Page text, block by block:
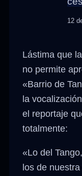
12
Lástima que
no permite
«Barrio de
la
el reportaje
totalmente:
«Lo del
los de